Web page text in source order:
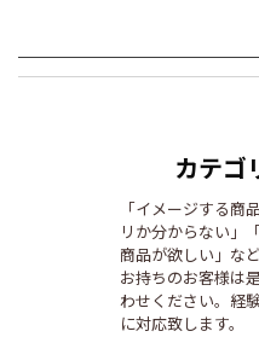
カテゴ
「イメージする商
リか分からない」
商品が欲しい」な
お持ちのお客様は
わせください。経
に対応致します。